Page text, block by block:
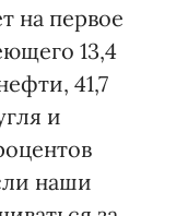
на первое
13,4
41,7
и
наши